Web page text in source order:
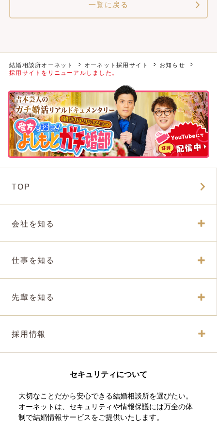
一覧に戻る
結婚相談所オーネット オーネット採用サイト
お知らせ
採用サイトをリニューアルしました。
TOP
会社を知る
仕事を知る
先輩を知る
採用情報
セキュリティについて
大切なことだから安心できる結婚相談所を選びたい。
オーネットは、セキュリティや情報保護には万全の体
制で結婚情報サービスをご提供いたします。